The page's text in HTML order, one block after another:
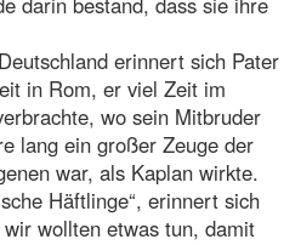
erinnert sich Pater
in Rom, er viel Zeit im
wo sein Mitbruder
lang ein großer Zeuge der
war, als Kaplan wirkte.
Häftlinge“, erinnert sich
wollten etwas tun, damit